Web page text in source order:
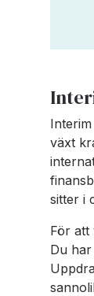
växt
sitter i
För att
Du